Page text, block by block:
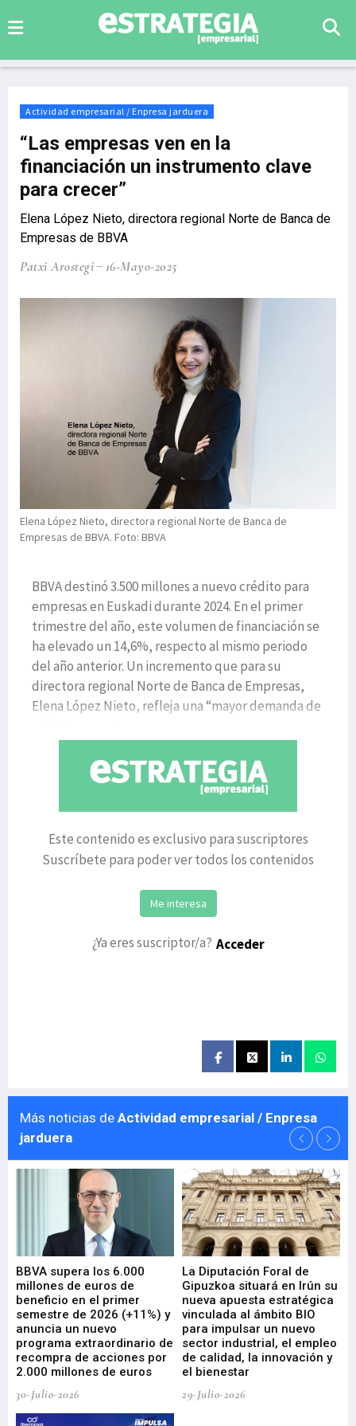
Actividad empresarial / Enpresa jarduera
“Las empresas ven en la
financiación un instrumento clave
para crecer”
Elena López Nieto, directora regional Norte de Banca de
Empresas de BBVA
Patxi Arostegi 16-Mayo-2025
Elena López Nieto, directora regional Norte de Banca de
Empresas de BBVA. Foto: BBVA
BBVA destinó 3.500 millones a nuevo crédito para
empresas en Euskadi durante 2024. En el primer
trimestre del año, este volumen de financiación se
ha elevado un 14,6%, respecto al mismo periodo
del año anterior. Un incremento que para su
directora regional Norte de Banca de Empresas,
Elena López Nieto, refleja una “mayor demanda de
Este contenido es exclusivo para suscriptores
Suscríbete para poder ver todos los contenidos
Me interesa
¿Ya eres suscriptor/a? Acceder
Más noticias de Actividad empresarial / Enpresa
jarduera
BBVA supera los 6.000
millones de euros de
beneficio en el primer
semestre de 2026 (+11%) y
anuncia un nuevo
programa extraordinario de
recompra de acciones por
2.000 millones de euros
30-Julio-2026
La Diputación Foral de
Gipuzkoa situará en Irún su
nueva apuesta estratégica
vinculada al ámbito BIO
para impulsar un nuevo
sector industrial, el empleo
de calidad, la innovación y
el bienestar
29-Julio-2026